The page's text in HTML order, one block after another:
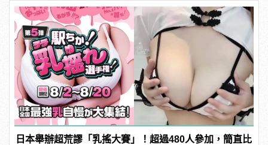
日本舉辦超荒謬「乳搖大賽」！超過480人參加，簡直比